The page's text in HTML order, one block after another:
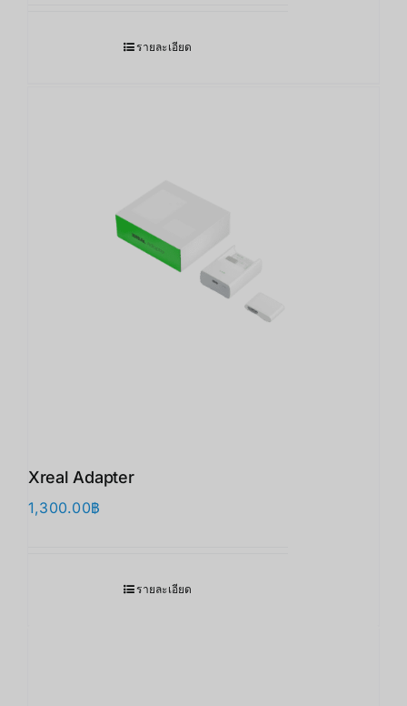
รายละเอียด
Xreal Adapter
1,300.00฿
รายละเอียด